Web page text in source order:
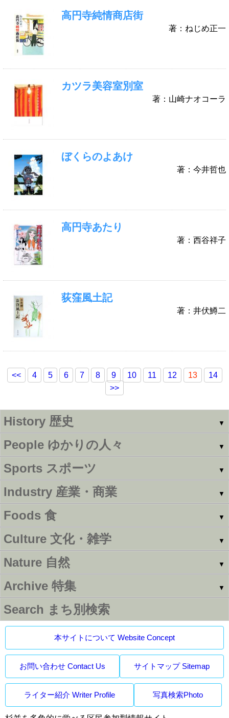
高円寺純情商店街
著：ねじめ正一
カツラ美容室別室
著：山崎ナオコーラ
ぼくらのよあけ
著：今井哲也
高円寺あたり
著：西谷祥子
荻窪風土記
著：井伏鱒二
<< 4 5 6 7 8 9 10 11 12 13
14
>>
History 歴史 ▼
People ゆかりの人々 ▼
Sports スポーツ ▼
Industry 産業・商業 ▼
Foods 食 ▼
Culture 文化・雑学 ▼
Nature 自然 ▼
Archive 特集 ▼
Search まち別検索
本サイトについて Website Concept
お問い合わせ Contact Us サイトマップ Sitemap
ライター紹介 Writer Profile 写真検索Photo